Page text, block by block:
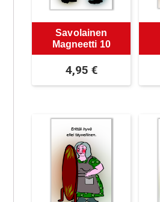
Savolainen
Magneetti 10
4,95 €